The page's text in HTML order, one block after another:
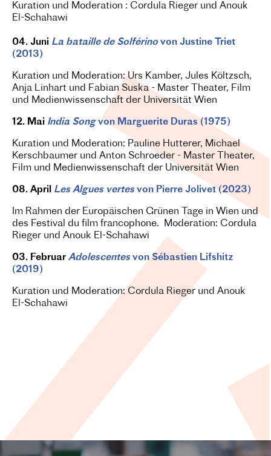
Kuration und Moderation : Cordula Rieger und Anouk
El-Schahawi
04. Juni La bataille de Solférino von Justine Triet
(2013)
Kuration und Moderation: Urs Kamber, Jules Költzsch,
Anja Linhart und Fabian Suska - Master Theater, Film
und Medienwissenschaft der Universität Wien
12. Mai India Songvon Marguerite Duras (1975)
Kuration und Moderation: Pauline Hutterer, Michael
Kerschbaumer und Anton Schroeder - Master Theater,
Film und Medienwissenschaft der Universität Wien
08. April Les Algues vertesvon Pierre Jolivet (2023)
Im Rahmen der Europäischen Grünen Tage in Wien und
des Festival du film francophone. Moderation: Cordula
Rieger und Anouk El-Schahawi
03. Februar Adolescentesvon Sébastien Lifshitz
(2019)
Kuration und Moderation: Cordula Rieger und Anouk
El-Schahawi